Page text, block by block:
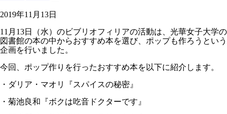
2019年11月13日
11月13日（水）のビブリオフィリアの活動は、光華女子大学の
図書館の本の中からおすすめ本を選び、ポップも作ろうという
企画を行いました。
今回、ポップ作りを行ったおすすめ本を以下に紹介します。
・ダリア・マオリ『スパイスの秘密』
・菊池良和『ボクは吃音ドクターです』